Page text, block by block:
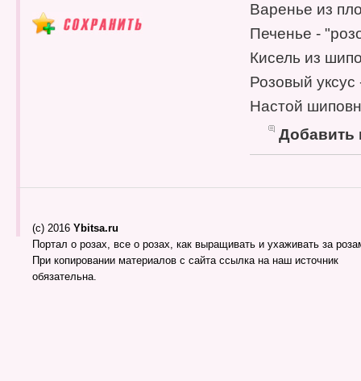
Варенье из
Печенье -
Кисель из
Розовый
Настой
Добавить
(c) 2016 Ybitsa.ru
Портал о розах, все о розах, как выращивать и ухаживать за
При копировании материалов с сайта ссылка на наш источник
обязательна.